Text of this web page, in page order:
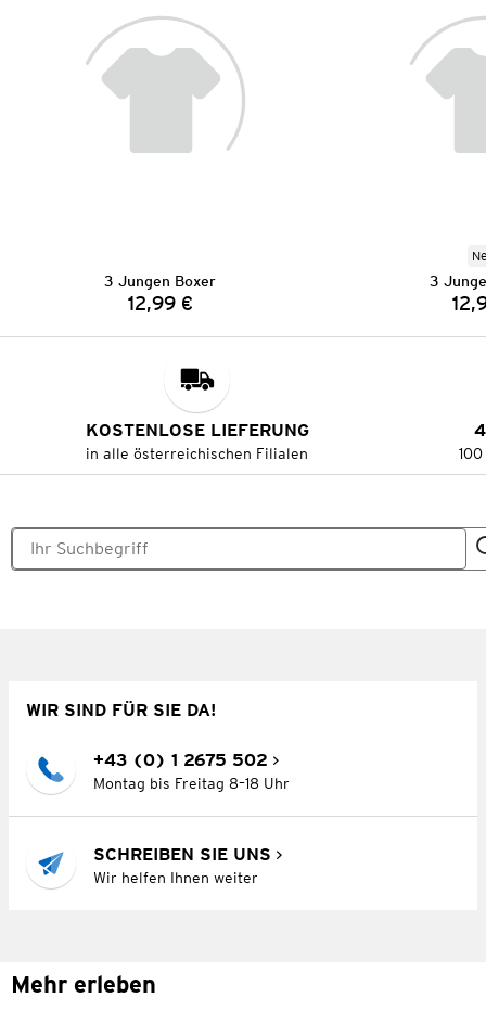
3 Jungen Boxer
Preis:
12,99 €
3
KOSTENLOSE LIEFERUNG
in alle österreichischen Filialen
WIR SIND FÜR SIE DA!
+43 (0) 1 2675 502
Montag bis Freitag 8–18 Uhr
SCHREIBEN SIE UNS
Wir helfen Ihnen weiter
Mehr erleben